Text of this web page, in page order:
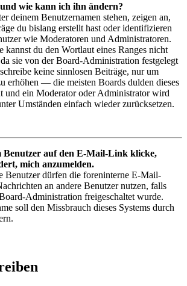
wie kann ich ihn ändern?
deinem Benutzernamen stehen, zeigen an,
du bislang erstellt hast oder identifizieren
wie Moderatoren und Administratoren.
kannst du den Wortlaut eines Ranges nicht
sie von der Board-Administration festgelegt
keine sinnlosen Beiträge, nur um
erhöhen — die meisten Boards dulden dieses
und ein Moderator oder Administrator wird
Umständen einfach wieder zurücksetzen.
Benutzer auf den E-Mail-Link klicke,
mich anzumelden.
Benutzer dürfen die foreninterne E-Mail-
an andere Benutzer nutzen, falls
Administration freigeschaltet wurde.
soll den Missbrauch dieses Systems durch